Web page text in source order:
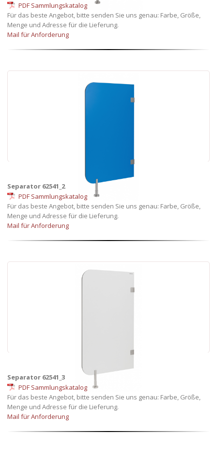
PDF Sammlungskatalog
Für das beste Angebot, bitte senden Sie uns genau: Farbe, Größe,
Menge und Adresse für die Lieferung.
Mail für Anforderung
Separator 62541_2
PDF Sammlungskatalog
Für das beste Angebot, bitte senden Sie uns genau: Farbe, Größe,
Menge und Adresse für die Lieferung.
Mail für Anforderung
Separator 62541_3
PDF Sammlungskatalog
Für das beste Angebot, bitte senden Sie uns genau: Farbe, Größe,
Menge und Adresse für die Lieferung.
Mail für Anforderung